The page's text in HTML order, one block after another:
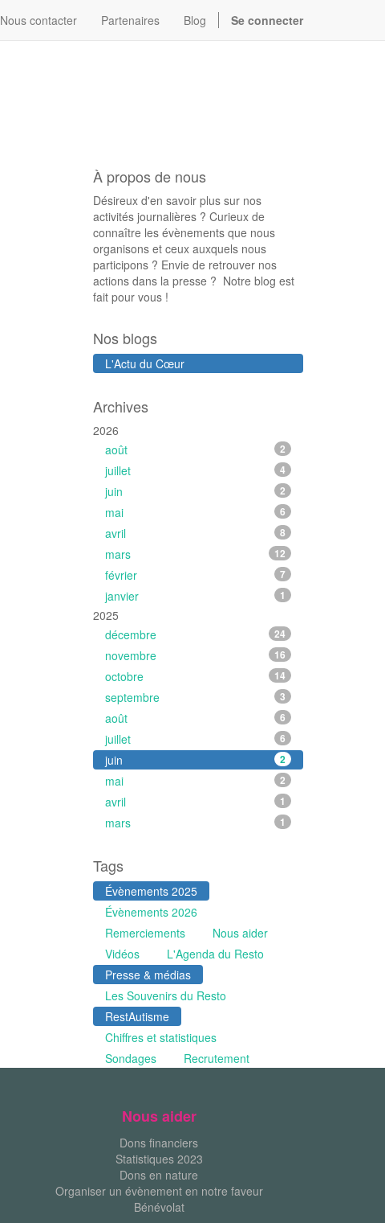
Nous contacter Partenaires Blog Se connecter
À propos de nous
Désireux d'en savoir plus sur nos
activités journalières ? Curieux de
connaître les évènements que nous
organisons et ceux auxquels nous
participons ? Envie de retrouver nos
actions dans la presse ? Notre blog est
fait pour vous !
Nos blogs
L'Actu du Cœur
Archives
2026
août
2
juillet 4
juin 2
mai 6
avril 8
mars 12
février 7
janvier 1
2025
décembre
24
novembre 16
octobre 14
septembre 3
août 6
juillet 6
juin 2
mai 2
avril 1
mars 1
Tags
Évènements 2025
Évènements 2026
Remerciements
Nous aider
Vidéos
L'Agenda du Resto
Presse & médias
Les Souvenirs du Resto
RestAutisme
Chiffres et statistiques
Sondages
Recrutement
Nous aider
Dons financiers
Statistiques 2023
Dons en nature
Organiser un évènement en notre faveur
Bénévolat